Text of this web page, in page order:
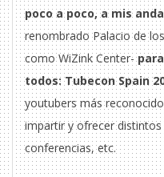
poco a poco, a mis
renombrado Palacio de
como WiZink Center-
todos: Tubecon Spain
youtubers más
impartir y ofrecer
conferencias, etc.